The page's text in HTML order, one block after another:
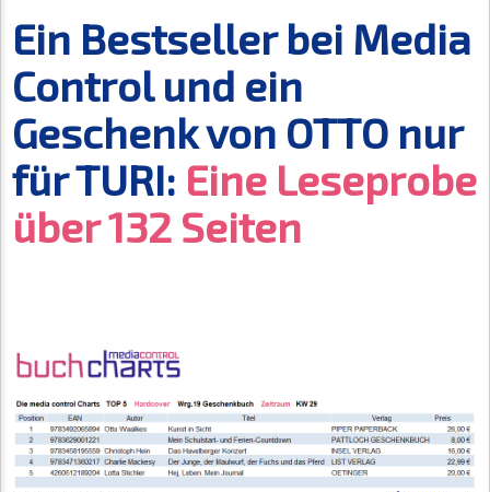
Ein Bestseller bei Media
Control und ein
Geschenk von OTTO nur
für TURI: Eine Leseprobe
über 132 Seiten